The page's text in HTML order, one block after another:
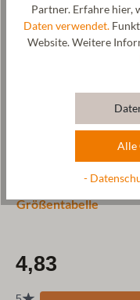
Größentabelle
Partner. Erfahre hier,
Daten verwendet.
Website. Weitere
Alle
-